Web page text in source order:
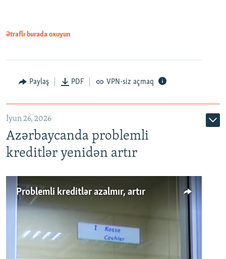
Auto 240p 360p 480p
720p 1080p
Ətraflı burada oxuyun
Paylaş PDF VPN-siz açmaq
İyun 26, 2026
Azərbaycanda problemli
kreditlər yenidən artır
Problemli kreditlər azalmır, artır